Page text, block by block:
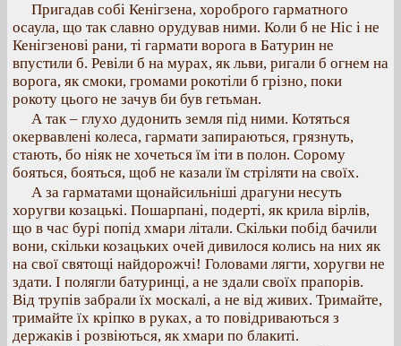
Пригадав собі Кенігзена, хороброго гарматного
осаула, що так славно орудував ними. Коли б не Ніс і не
Кенігзенові рани, ті гармати ворога в Батурин не
впустили б. Ревіли б на мурах, як льви, ригали б огнем на
ворога, як смоки, громами рокотіли б грізно, поки
рокоту цього не зачув би був гетьман.
А так – глухо дудонить земля під ними. Котяться
окервавлені колеса, гармати запираються, грязнуть,
стають, бо ніяк не хочеться їм іти в полон. Сорому
бояться, бояться, щоб не казали їм стріляти на своїх.
А за гарматами щонайсильніші драгуни несуть
хоругви козацькі. Пошарпані, подерті, як крила вірлів,
що в час бурі попід хмари літали. Скільки побід бачили
вони, скільки козацьких очей дивилося колись на них як
на свої святощі найдорожчі! Головами лягти, хоругви не
здати. І полягли батуринці, а не здали своїх прапорів.
Від трупів забрали їх москалі, а не від живих. Тримайте,
тримайте їх кріпко в руках, а то повідриваються з
держаків і розвіються, як хмари по блакиті.